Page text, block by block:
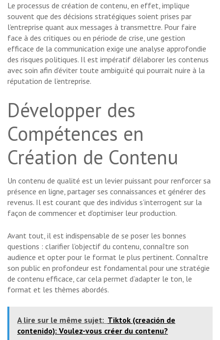
Le processus de création de contenu, en effet, implique
souvent que des décisions stratégiques soient prises par
l’entreprise quant aux messages à transmettre. Pour faire
face à des critiques ou en période de crise, une gestion
efficace de la communication exige une analyse approfondie
des risques politiques. Il est impératif d’élaborer les contenus
avec soin afin d’éviter toute ambiguïté qui pourrait nuire à la
réputation de l’entreprise.
Développer des
Compétences en
Création de Contenu
Un contenu de qualité est un levier puissant pour renforcer sa
présence en ligne, partager ses connaissances et générer des
revenus. Il est courant que des individus s’interrogent sur la
façon de commencer et d’optimiser leur production.
Avant tout, il est indispensable de se poser les bonnes
questions : clarifier l’objectif du contenu, connaître son
audience et opter pour le format le plus pertinent. Connaître
son public en profondeur est fondamental pour une stratégie
de contenu efficace, car cela permet d’adapter le ton, le
format et les thèmes abordés.
A lire sur le même sujet: Tiktok (creación de
contenido): Voulez-vous créer du contenu?